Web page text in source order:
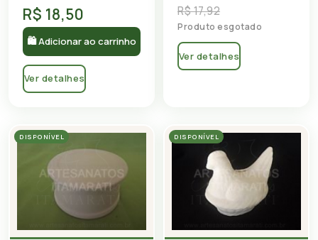
R$ 18,50
🛍 Adicionar ao carrinho
Ver detalhes
R$ 17,92
Produto esgotado
Ver detalhes
DISPONÍVEL DISPONÍVEL